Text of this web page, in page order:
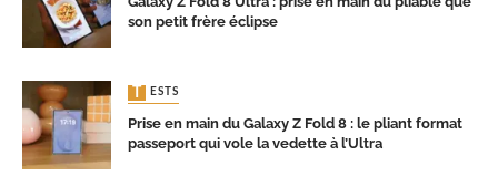
son petit frère éclipse
TESTS
Prise en main du Galaxy Z Fold 8 : le pliant format
passeport qui vole la vedette à l’Ultra